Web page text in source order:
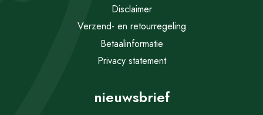
Disclaimer
Verzend- en retourregeling
Betaalinformatie
Privacy statement
nieuwsbrief